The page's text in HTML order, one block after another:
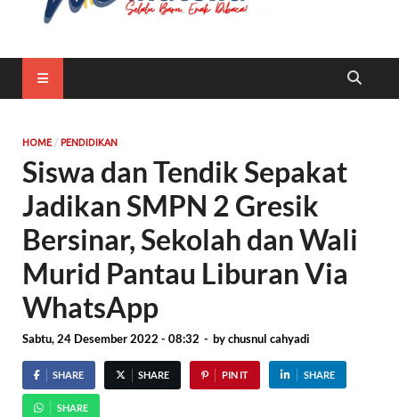
HOME / PENDIDIKAN
Siswa dan Tendik Sepakat
Jadikan SMPN 2 Gresik
Bersinar, Sekolah dan Wali
Murid Pantau Liburan Via
WhatsApp
Sabtu, 24 Desember 2022 - 08:32 - bychusnul cahyadi
SHARE SHARE PIN IT SHARE
SHARE